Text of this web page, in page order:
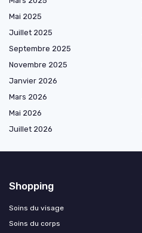
Mai 2025
Juillet 2025
Septembre 2025
Novembre 2025
Janvier 2026
Mars 2026
Mai 2026
Juillet 2026
Shopping
Soins du visage
Soins du corps